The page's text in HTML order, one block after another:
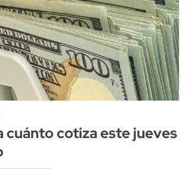
cuánto cotiza este jueves